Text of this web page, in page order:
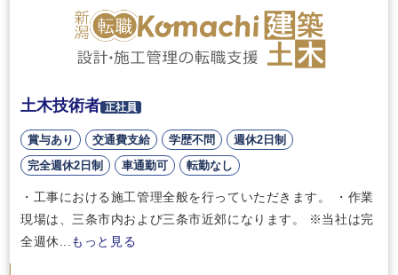
土木技術者 正社員
賞与あり 交通費支給 学歴不問
週休2日制
完全週休2日制
車通勤可 転勤なし
・工事における施工管理全般を行っていただきます。 ・作業
現場は、三条市内および三条市近郊になります。 ※当社は完
全週休...もっと見る